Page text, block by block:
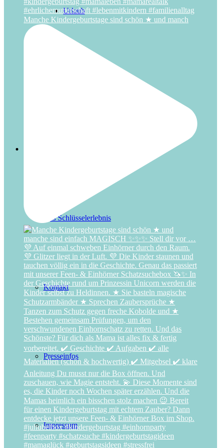
Urlaub
Das Schlüsselerlebnis
Kontakt
Presseinfos
Impressum
Manche Kindergeburtstage sind schön ★ und manch